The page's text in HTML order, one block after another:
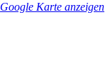
Google Karte anzeigen